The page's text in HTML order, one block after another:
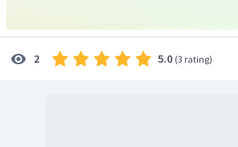
dan lain-lain.
Jadi, jawaban yang tepat adalah C.
2 5.0 (3 rating)